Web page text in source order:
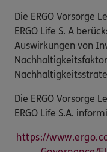
Die ERGO Vorsorge
ERGO Life S. A
Auswirkungen von
Die ERGO Vorsorge
ERGO Life S.A.
https://